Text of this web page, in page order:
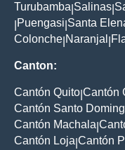
Turubamba Salinas
Puengasi Santa
Colonche Naranjal
Canton:
Cantón Quito Cantón
Cantón Santo
Cantón Machala
Cantón Loja Cantón